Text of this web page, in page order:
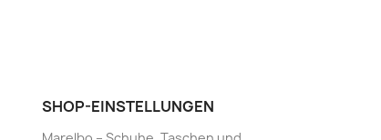
SHOP-EINSTELLUNGEN